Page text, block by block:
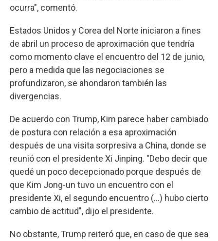
ocurra", comentó.
Estados Unidos y Corea del Norte iniciaron a fines
de abril un proceso de aproximación que tendría
como momento clave el encuentro del 12 de junio,
pero a medida que las negociaciones se
profundizaron, se ahondaron también las
divergencias.
De acuerdo con Trump, Kim parece haber cambiado
de postura con relación a esa aproximación
después de una visita sorpresiva a China, donde se
reunió con el presidente Xi Jinping. "Debo decir que
quedé un poco decepcionado porque después de
que Kim Jong-un tuvo un encuentro con el
presidente Xi, el segundo encuentro (...) hubo cierto
cambio de actitud", dijo el presidente.
No obstante, Trump reiteró que, en caso de que sea